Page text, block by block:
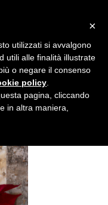
Bologna
pagina dedicata.
il tracciamento di
policy
×
utilizzati si avvalgono
utili alle finalità illustrate
o negare il consenso
policy
pagina, cliccando
in altra maniera,